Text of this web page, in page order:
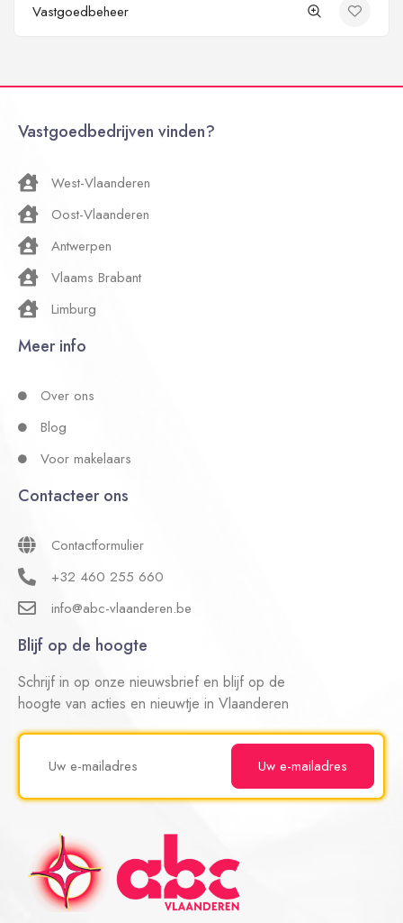
Vastgoedbeheer
Vastgoedbedrijven vinden?
West-Vlaanderen
Oost-Vlaanderen
Antwerpen
Vlaams Brabant
Limburg
Meer info
Over ons
Blog
Voor makelaars
Contacteer ons
Contactformulier
+32 460 255 660
info@abc-vlaanderen.be
Blijf op de hoogte
Schrijf in op onze nieuwsbrief en blijf op de
hoogte van acties en nieuwtje in Vlaanderen